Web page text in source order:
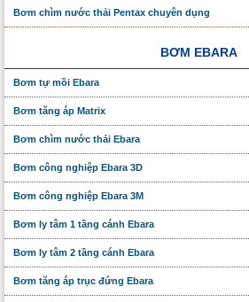
Bơm chìm nước thải Pentax chuyên dụng
BƠM EBARA
Bơm tự mồi Ebara
Bơm tăng áp Matrix
Bơm chìm nước thải Ebara
Bơm công nghiệp Ebara 3D
Bơm công nghiệp Ebara 3M
Bơm ly tâm 1 tầng cánh Ebara
Bơm ly tâm 2 tầng cánh Ebara
Bơm tăng áp trục đứng Ebara